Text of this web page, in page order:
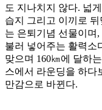
도 지나치지 않다. 넓
습지 그리고 이끼로
는 은퇴기념 선물이며
불러 넣어주는 활력소
맞으며 160㎞에 달하
스에서 라운딩을 하다
만감으로 바뀐다.